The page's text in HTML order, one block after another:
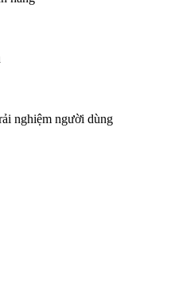
nghiệm người dùng